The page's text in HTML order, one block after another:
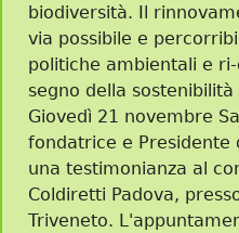
biodiversità. Il
via possibile e
politiche ambientali e
segno della
Giovedì 21 novembre
fondatrice e Presidente
una testimonianza al
Coldiretti Padova,
Triveneto.